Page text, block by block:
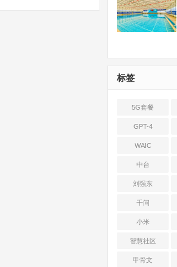
标签
5G套餐
GPT-4
WAIC
中台
刘强东
千问
小米
智慧社区
甲骨文